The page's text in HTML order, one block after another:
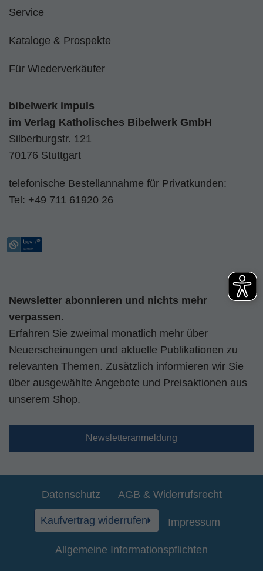
Service
Kataloge & Prospekte
Für Wiederverkäufer
bibelwerk impuls
im Verlag Katholisches Bibelwerk GmbH
Silberburgstr. 121
70176 Stuttgart
telefonische Bestellannahme für Privatkunden:
Tel: +49 711 61920 26
Newsletter abonnieren und nichts mehr
verpassen.
Erfahren Sie zweimal monatlich mehr über
Neuerscheinungen und aktuelle Publikationen zu
relevanten Themen. Zusätzlich informieren wir Sie
über ausgewählte Angebote und Preisaktionen aus
unserem Shop.
Newsletteranmeldung
Datenschutz AGB & Widerrufsrecht
Kaufvertrag widerrufen Impressum
Allgemeine Informationspflichten